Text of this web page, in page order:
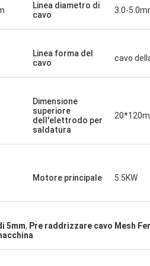
Linea diametro di
cavo
3.0-
Linea forma del
cavo
cavo
Dimensione
superiore
dell'elettrodo per
saldatura
Motore principale 5.5KW
5mm, Pre raddrizzare cavo Mesh